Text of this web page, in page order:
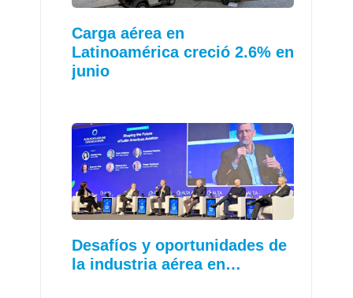
Carga aérea en
Latinoamérica creció 2.6% en
junio
Desafíos y oportunidades de
la industria aérea en…